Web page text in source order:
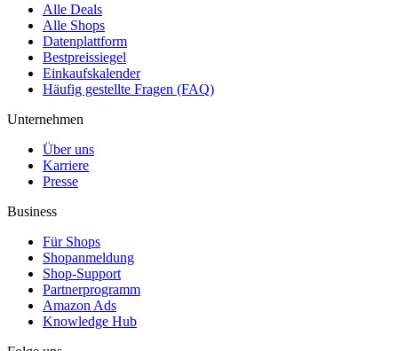
Alle Deals
Alle Shops
Datenplattform
Bestpreissiegel
Einkaufskalender
Häufig gestellte Fragen (FAQ)
Unternehmen
Über uns
Karriere
Presse
Business
Für Shops
Shopanmeldung
Shop-Support
Partnerprogramm
Amazon Ads
Knowledge Hub